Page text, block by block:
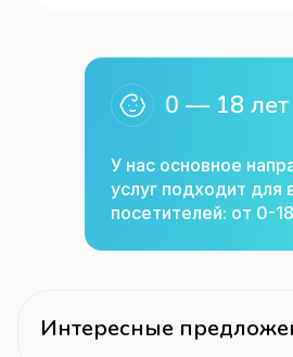
0 — 18 лет
У нас основное
услуг подходит для
посетителей: от 0-
Интересные